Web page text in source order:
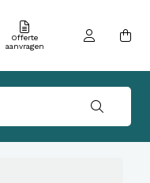
Offerte
aanvragen